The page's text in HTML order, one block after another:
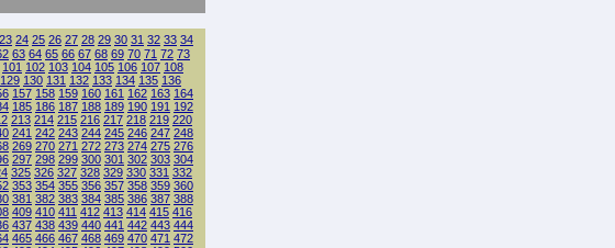
23 24 25 26 27 28 29 30 31 32 33 34
63 64 65 66 67 68 69 70 71 72 73
101 102 103 104 105 106 107 108
129 130 131 132 133 134 135 136
157 158 159 160 161 162 163 164
185 186 187 188 189 190 191 192
213 214 215 216 217 218 219 220
241 242 243 244 245 246 247 248
269 270 271 272 273 274 275 276
297 298 299 300 301 302 303 304
325 326 327 328 329 330 331 332
353 354 355 356 357 358 359 360
381 382 383 384 385 386 387 388
409 410 411 412 413 414 415 416
437 438 439 440 441 442 443 444
465 466 467 468 469 470 471 472